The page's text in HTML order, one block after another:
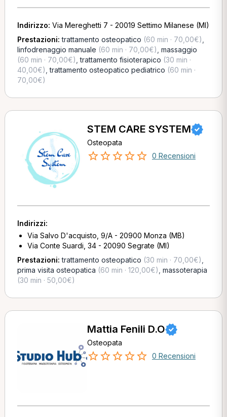
Indirizzo: Via Mereghetti 7 - 20019 Settimo Milanese (MI)
Prestazioni:trattamento osteopatico (60 min · 70,00€)
linfodrenaggio manuale (60 min · 70,00€) massaggio
(60 min · 70,00€) ,trattamento fisioterapico (30 min ·
40,00€) ,trattamento osteopatico pediatrico (60 min ·
70,00€)
STEM CARE SYSTEM
Osteopata
0 Recensioni
Indirizzi:
Via Salvo D'acquisto, 9/A - 20900 Monza (MB)
Via Conte Suardi, 34 - 20090 Segrate (MI)
Prestazioni:trattamento osteopatico (30 min · 70,00€)
prima visita osteopatica (60 min · 120,00€) massoterapia
(30 min · 50,00€)
Mattia Fenili D.O
Osteopata
0 Recensioni